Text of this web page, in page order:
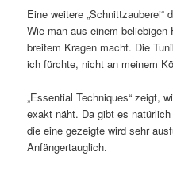
Eine weitere „Schnittzauberei“
Wie man aus einem
breitem Kragen macht. Die
ich fürchte, nicht an meinem
„Essential Techniques“ zeigt,
exakt näht. Da gibt es
die eine gezeigte wird sehr
Anfängertauglich.